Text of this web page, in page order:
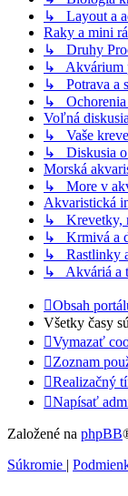
↳ Layout a
Raky a mini
↳ Druhy
↳ Akvárium
↳ Potrava a
↳ Ochorenia
Voľná diskusia
↳ Vaše
↳ Diskusia o
Morská
↳ More v
Akvaristická
↳ Krevetky,
↳ Krmivá a
↳ Rastlinky
↳ Akváriá a
Obsah
Všetky časy
Vymazať
Zoznam
Realizačný
Napísať
Založené na phpBB
Súkromie |